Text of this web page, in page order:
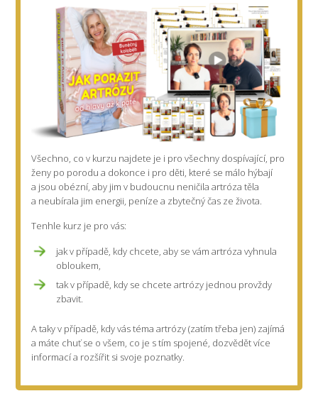
Všechno, co v kurzu najdete je i provšechny dospívající, pro
ženy po porodua dokonce i pro děti, které se málo hýbají
a jsou obézní, aby jim v budoucnu neničila artróza těla
a neubírala jim energii, peníze a zbytečný čas ze života.
Tenhle kurz je pro vás:
jak v případě, kdy chcete, aby se vám artróza vyhnula
obloukem,
tak v případě, kdy se chcete artrózy jednou provždy
zbavit.
A taky v případě, kdy vás téma artrózy (zatím třeba jen) zajímá
a máte chuť se o všem, co je s tím spojené, dozvědět více
informací a rozšířit si svoje poznatky.